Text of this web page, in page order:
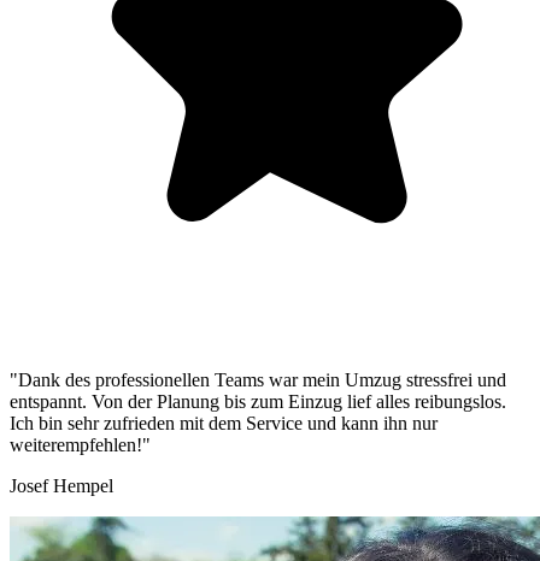
"Dank des professionellen Teams war mein Umzug stressfrei und
entspannt. Von der Planung bis zum Einzug lief alles reibungslos.
Ich bin sehr zufrieden mit dem Service und kann ihn nur
weiterempfehlen!"
Josef Hempel